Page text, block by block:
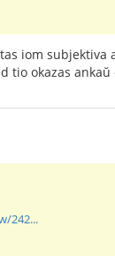
iom
tio okazas
242...